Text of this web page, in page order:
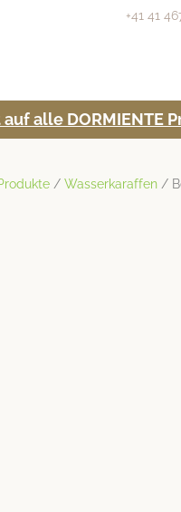
+41 41
alle DORMIENTE
/ Wasserkaraffen /